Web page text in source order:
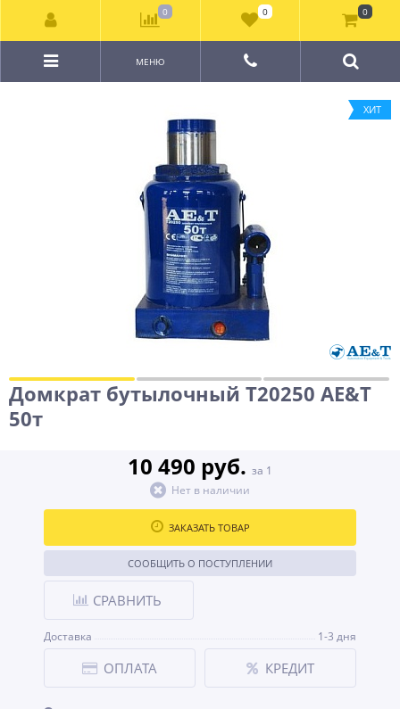
МЕНЮ
ХИТ
Домкрат бутылочный T20250 AE&T
50т
10 490 руб. за 1
Нет в наличии
ЗАКАЗАТЬ ТОВАР
СООБЩИТЬ О ПОСТУПЛЕНИИ
СРАВНИТЬ
Доставка 1-3 дня
ОПЛАТА КРЕДИТ
0 0 0